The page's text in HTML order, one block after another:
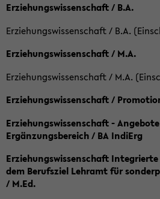
Erziehungswissenschaft / B.A.
Erziehungswissenschaft / B.A.
Erziehungswissenschaft / M.A.
Erziehungswissenschaft / M.A.
Erziehungswissenschaft /
Erziehungswissenschaft -
Ergänzungsbereich / BA IndiErg
Erziehungswissenschaft
dem Berufsziel Lehramt für
/ M.Ed.